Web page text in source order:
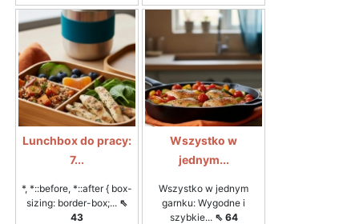
Lunchbox do pracy:
7...
*, *::before, *::after { box-
sizing: border-box;... ⇖
43
Wszystko w
jednym...
Wszystko w jednym
garnku: Wygodne i
szybkie... ⇖ 64